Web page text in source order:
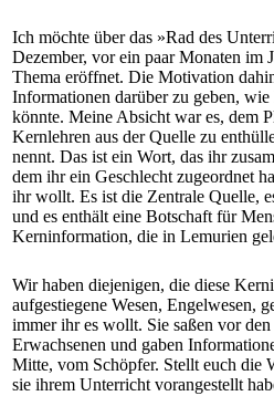
Ich möchte über das »Rad des
Dezember, vor ein paar Monaten im
Thema eröffnet. Die Motivation
Informationen darüber zu geben,
könnte. Meine Absicht war es, dem
Kernlehren aus der Quelle zu
nennt. Das ist ein Wort, das ihr
dem ihr ein Geschlecht zugeordnet
ihr wollt. Es ist die Zentrale Quelle,
und es enthält eine Botschaft für
Kerninformation, die in Lemurien
Wir haben diejenigen, die diese
aufgestiegene Wesen, Engelwesen,
immer ihr es wollt. Sie saßen vor
Erwachsenen und gaben
Mitte, vom Schöpfer. Stellt euch die
sie ihrem Unterricht vorangestellt